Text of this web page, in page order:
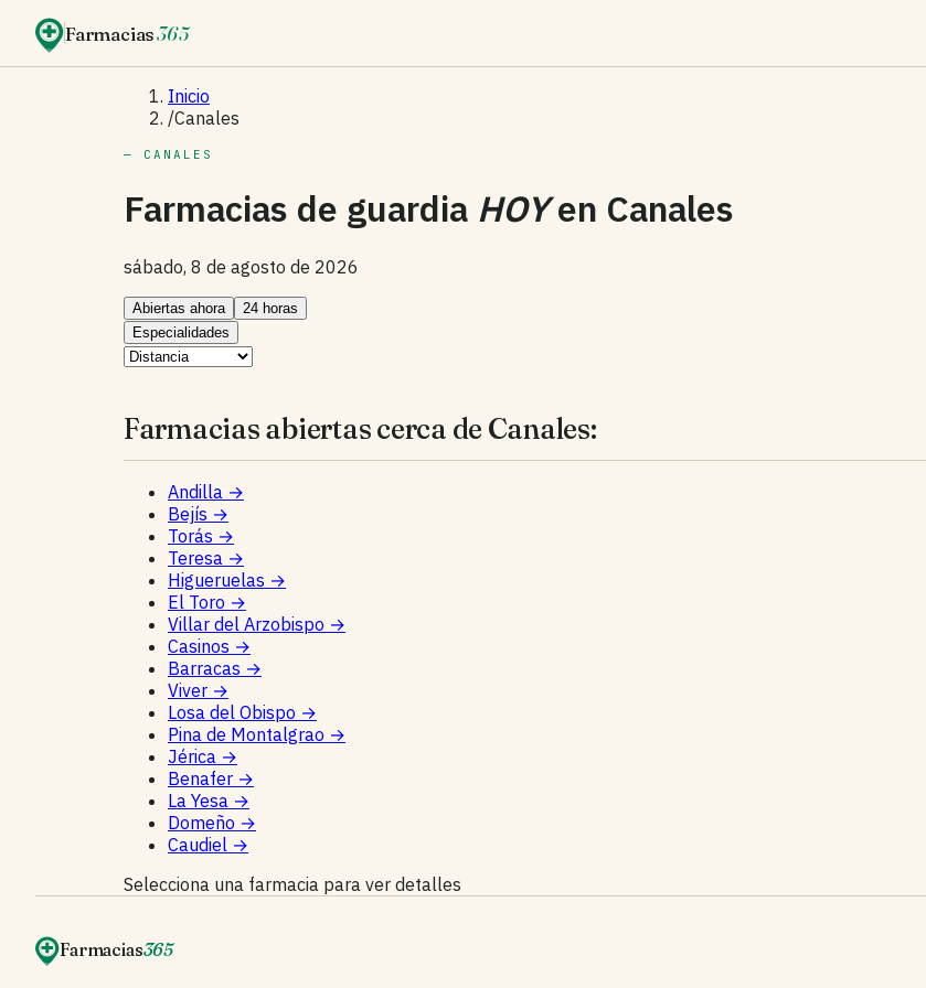
Farmacias365
Inicio
/Canales
— CANALES
Farmacias de guardia HOYen Canales
sábado, 8 de agosto de 2026
Abiertas ahora
24 horas
Especialidades
Farmacias abiertas cerca de Canales:
Andilla →
Bejís →
Torás →
Teresa →
Higueruelas →
El Toro →
Villar del Arzobispo →
Casinos →
Barracas →
Viver →
Losa del Obispo →
Pina de Montalgrao →
Jérica →
Benafer →
La Yesa →
Domeño →
Caudiel →
Selecciona una farmacia para ver detalles
Farmacias365